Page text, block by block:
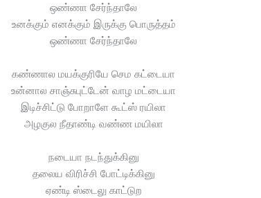
ஒண்ணா சேர்ந்தாலே
உனக்கும் எனக்கும் இருக்கு பொருத்தம்
ஒண்ணா சேர்ந்தாலே
கண்ணால மயக்குரியே செம கட்டையா
உன்னால சாஞ்சுபுட்டேன் வாழ மட்டையா
இடிச்சிட்டு போறாளே கூட்ஸ் ரயிலா
அழகுல நீதாண்டி வண்ண மயிலா
நடையா நடந்துக்கினு
தலைய விரிச்சி போட்டிக்கினு
ஏண்டி ஸ்டைலு காட்டுற